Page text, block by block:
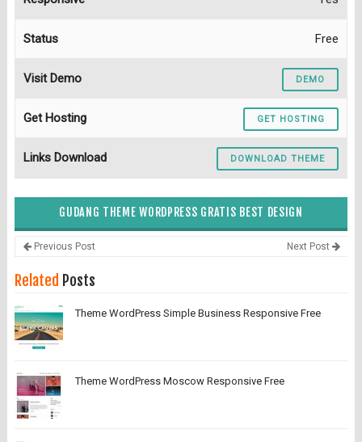
Status Free
Visit Demo DEMO
Get Hosting GET HOSTING
Links Download DOWNLOAD THEME
GUDANG THEME WORDPRESS GRATIS BEST DESIGN
Previous Post Next Post
Related Posts
Theme WordPress Simple Business Responsive Free
Theme WordPress Moscow Responsive Free